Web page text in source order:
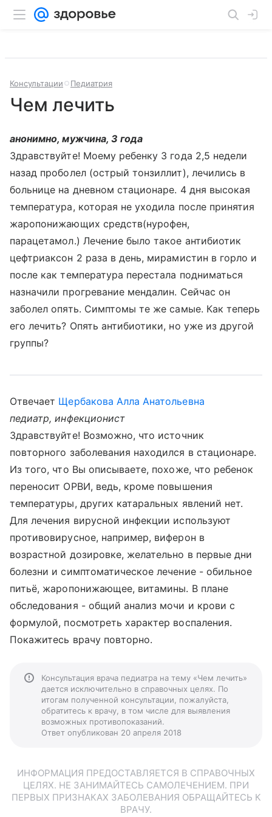
Консультации Педиатрия
Чем лечить
анонимно, мужчина, 3 года
Здравствуйте! Моему ребенку 3 года 2,5 недели
назад проболел (острый тонзиллит), лечились в
больнице на дневном стационаре. 4 дня высокая
температура, которая не уходила после принятия
жаропонижающих средств(нурофен,
парацетамол.) Лечение было такое антибиотик
цефтриаксон 2 раза в день, мирамистин в горло и
после как температура перестала подниматься
назначили прогревание мендалин. Сейчас он
заболел опять. Симптомы те же самые. Как теперь
его лечить? Опять антибиотики, но уже из другой
группы?
Отвечает Щербакова Алла Анатольевна
педиатр, инфекционист
Здравствуйте! Возможно, что источник
повторного заболевания находился в стационаре.
Из того, что Вы описываете, похоже, что ребенок
переносит ОРВИ, ведь, кроме повышения
температуры, других катаральных явлений нет.
Для лечения вирусной инфекции используют
противовирусное, например, виферон в
возрастной дозировке, желательно в первые дни
болезни и симптоматическое лечение - обильное
питьё, жаропонижающее, витамины. В плане
обследования - общий анализ мочи и крови с
формулой, посмотреть характер воспаления.
Покажитесь врачу повторно.
Консультация врача педиатра на тему «Чем лечить»
дается исключительно в справочных целях. По
итогам полученной консультации, пожалуйста,
обратитесь к врачу, в том числе для выявления
возможных противопоказаний.
Ответ опубликован 20 апреля 2018
ИНФОРМАЦИЯ ПРЕДОСТАВЛЯЕТСЯ В СПРАВОЧНЫХ
ЦЕЛЯХ. НЕ ЗАНИМАЙТЕСЬ САМОЛЕЧЕНИЕМ. ПРИ
ПЕРВЫХ ПРИЗНАКАХ ЗАБОЛЕВАНИЯ ОБРАЩАЙТЕСЬ К
ВРАЧУ.